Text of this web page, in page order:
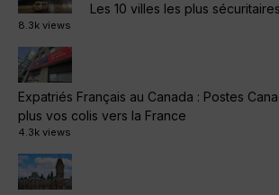
Les 10 villes les plus
8.3k views
Expatriés Français au Canada : Postes
plus vos colis vers la France
4.3k views